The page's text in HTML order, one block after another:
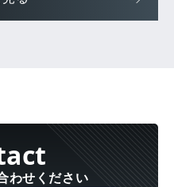
わせください